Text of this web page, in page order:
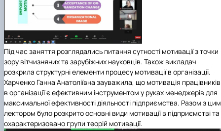
Під час заняття розглядались питання сутності мотивації з точки
зору вітчизняних та зарубіжних науковців. Також викладач
розкрила структурні елементи процесу мотивації в організації.
Харченко Ганна Анатоліївна зауважила, що мотивація працівників
в організації є ефективним інструментом у руках менеджерів для
максимальної ефективності діяльності підприємства. Разом з
лектором було розкрито основні види мотивації в підприємстві та
охарактеризовано групи теорій мотивації.